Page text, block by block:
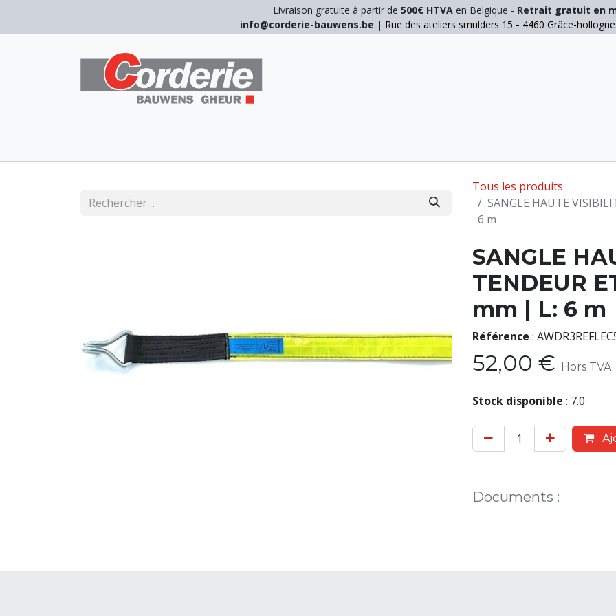
Livraison gratuite à partir de 500€ HTVAen Belgique - Retrait gratuit en
info@corderie-bauwens.be | Rue des ateliers smulders 15 - 4460 Grâce-
Tous les produits
SANGLE HAUTE
6 m
SANGLE
TENDEUR
mm | L: 6 m
Référence :
52,00 € Hors TVA
Stock disponible : 7.0
Documents :